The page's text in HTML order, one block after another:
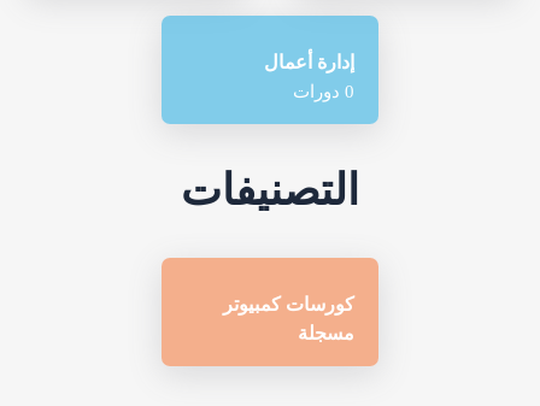
إدارة أعمال
0 دورات
التصنيفات
كورسات كمبيوتر
مسجلة